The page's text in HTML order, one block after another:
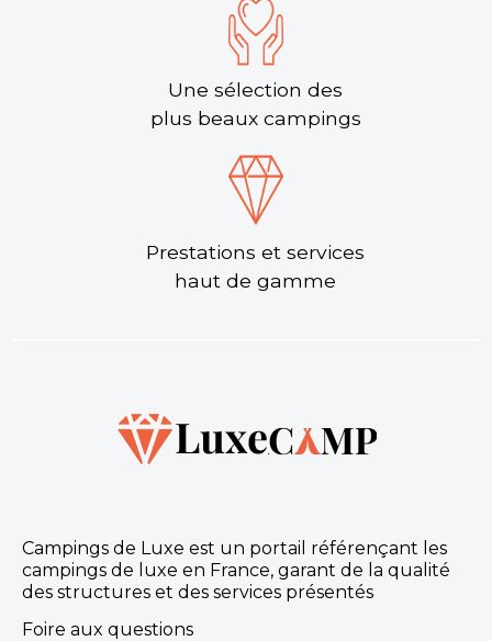
Une sélection des
plus beaux campings
Prestations et services
haut de gamme
Campings de Luxe est un portail référençant les
campings de luxe en France, garant de la qualité
des structures et des services présentés
Foire aux questions